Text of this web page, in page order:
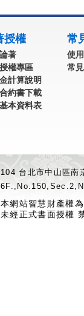
授權
著
權專區
計算說明
約書下載
本資料表
常
使
常
104 台北市中山區
本網站智慧財產權
未經正式書面授權